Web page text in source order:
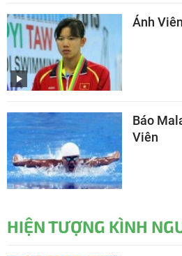
Ánh
Báo
Viên
HIỆN TƯỢNG KÌNH